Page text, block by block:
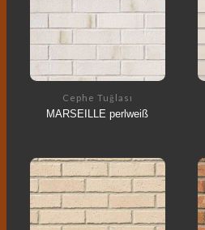
Cephe Tuğlası
MARSEILLE perlweiß